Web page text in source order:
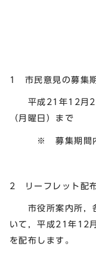
1 市民意見の募集
平成21年12月25
（月曜日）まで
※ 募集期間内に
2 リーフレット配
市役所案内所，各
いて，平成21年12
を配布します。